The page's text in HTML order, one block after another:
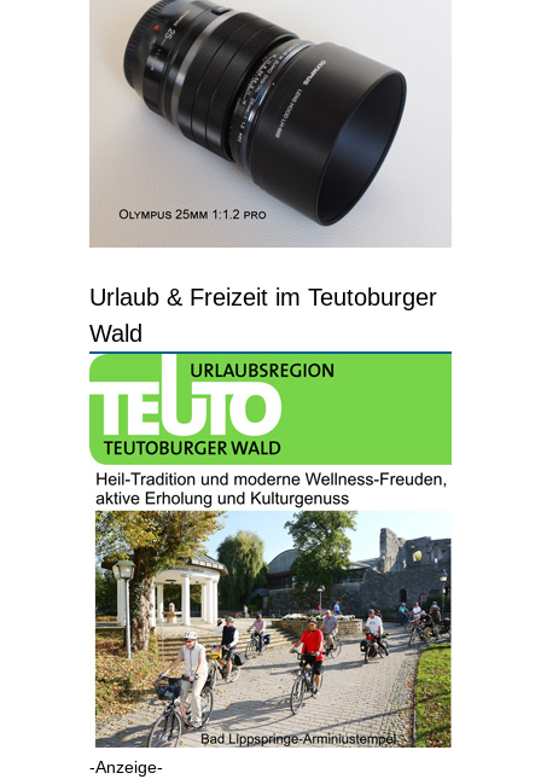
Urlaub & Freizeit im Teutoburger
Wald
-Anzeige-